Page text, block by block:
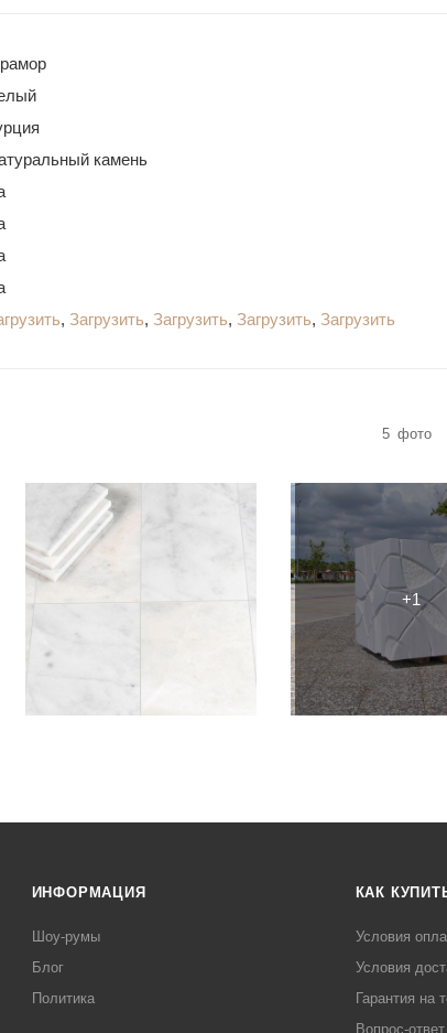
камень
, Загрузить, Загрузить, Загрузить, Загрузить
5 фото
ИНФОРМАЦИЯ
Шоу-румы
Блог
Политика
КАК
Условия
Условия
Гарантия на
Вопрос-ответ